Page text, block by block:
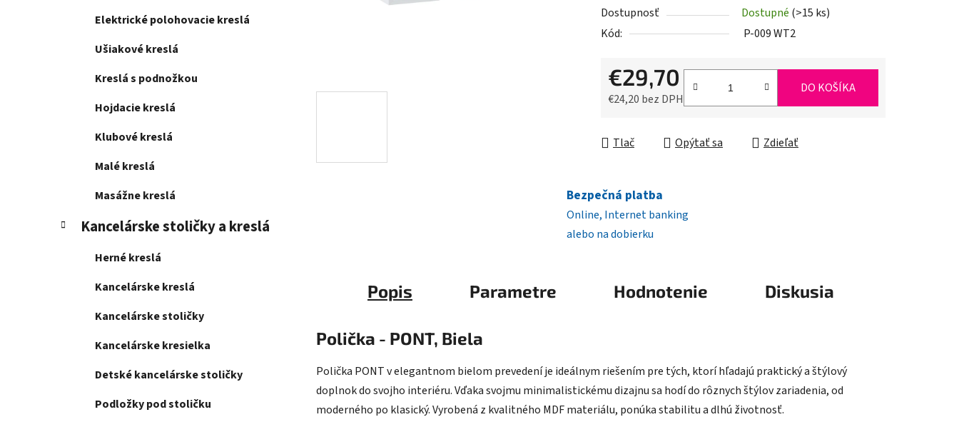
Elektrické polohovacie kreslá
Ušiakové kreslá
Kreslá s podnožkou
Hojdacie kreslá
Klubové kreslá
Malé kreslá
Masážne kreslá
Kancelárske stoličky a kreslá
Herné kreslá
Kancelárske kreslá
Kancelárske stoličky
Kancelárske kresielka
Detské kancelárske stoličky
Podložky pod stoličku
hviezdičiek.
Dostupnosť Dostupné (>15 ks)
Kód:
P-009 WT2
€29,70
€24,20 bez DPH
DO KOŠÍKA
Tlač Opýtať sa Zdieľať
Bezpečná platba
Online, Internet banking
alebo na dobierku
Popis Parametre Hodnotenie Diskusia
Polička - PONT, Biela
Polička PONT v elegantnom bielom prevedení je ideálnym riešením pre tých, ktorí hľadajú praktický a štýlový
doplnok do svojho interiéru. Vďaka svojmu minimalistickému dizajnu sa hodí do rôznych štýlov zariadenia, od
moderného po klasický. Vyrobená z kvalitného MDF materiálu, ponúka stabilitu a dlhú životnosť.